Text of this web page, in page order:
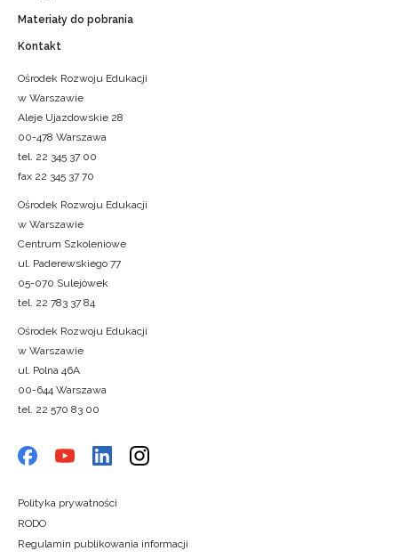
Materiały do pobrania
Kontakt
Ośrodek Rozwoju Edukacji
w Warszawie
Aleje Ujazdowskie 28
00-478 Warszawa
tel. 22 345 37 00
fax 22 345 37 70
Ośrodek Rozwoju Edukacji
w Warszawie
Centrum Szkoleniowe
ul. Paderewskiego 77
05-070 Sulejówek
tel. 22 783 37 84
Ośrodek Rozwoju Edukacji
w Warszawie
ul. Polna 46A
00-644 Warszawa
tel. 22 570 83 00
Polityka prywatności
RODO
Regulamin publikowania informacji